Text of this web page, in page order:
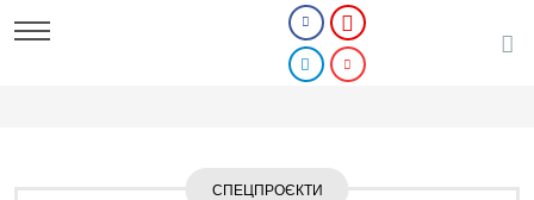
СПЕЦПРОЄКТИ